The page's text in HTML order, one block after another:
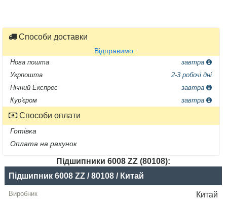
Способи доставки
Відправимо:
Нова пошта
завтра
Укрпошта
2-3 робочі дні
Нічний Експрес
завтра
Кур'єром
завтра
Способи оплати
Готівка
Оплата на рахунок
Підшипники 6008 ZZ (80108):
Назва
Виробник
Підшипник 6008 ZZ / 80108 / Китай
Китай